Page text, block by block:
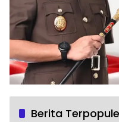
Berita